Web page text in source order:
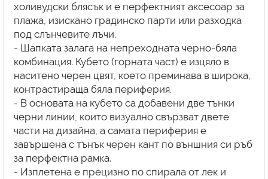
холивудски блясък и е перфектният аксесоар за
плажа, изискано градинско парти или разходка
под слънчевите лъчи.
- Шапката залага на непреходната черно-бяла
комбинация. Кубето (горната част) е изцяло в
наситено черен цвят, което преминава в широка,
контрастираща бяла периферия.
- В основата на кубето са добавени две тънки
черни линии, които визуално свързват двете
части на дизайна, а самата периферия е
завършена с тънък черен кант по външния си ръб
за перфектна рамка.
- Изплетена е прецизно по спирала от лек и